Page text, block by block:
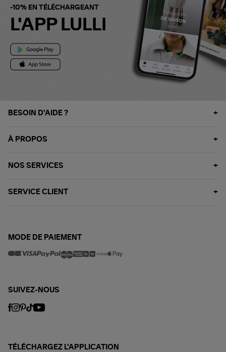
-10% EN TÉLÉCHARGEANT
L'APP LULLI
BESOIN D'AIDE ?
À PROPOS
NOS SERVICES
SERVICE CLIENT
MODE DE PAIEMENT
SUIVEZ-NOUS
TÉLÉCHARGEZ L'APPLICATION